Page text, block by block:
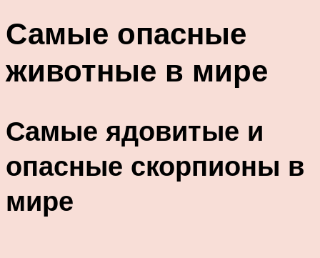
Самые опасные
животные в мире
Самые ядовитые и
опасные скорпионы в
мире